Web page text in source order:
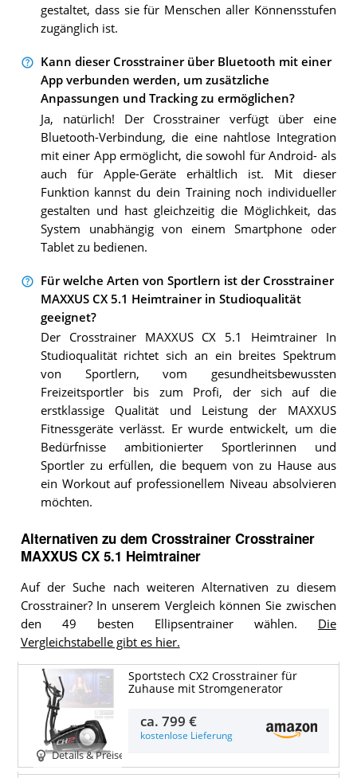
gestaltet, dass sie für Menschen aller Könnensstufen
zugänglich ist.
Kann dieser Crosstrainer über Bluetooth mit einer
App verbunden werden, um zusätzliche
Anpassungen und Tracking zu ermöglichen?
Ja, natürlich! Der Crosstrainer verfügt über eine
Bluetooth-Verbindung, die eine nahtlose Integration
mit einer App ermöglicht, die sowohl für Android- als
auch für Apple-Geräte erhältlich ist. Mit dieser
Funktion kannst du dein Training noch individueller
gestalten und hast gleichzeitig die Möglichkeit, das
System unabhängig von einem Smartphone oder
Tablet zu bedienen.
Für welche Arten von Sportlern ist der Crosstrainer
MAXXUS CX 5.1 Heimtrainer in Studioqualität
geeignet?
Der Crosstrainer MAXXUS CX 5.1 Heimtrainer In
Studioqualität richtet sich an ein breites Spektrum
von Sportlern, vom gesundheitsbewussten
Freizeitsportler bis zum Profi, der sich auf die
erstklassige Qualität und Leistung der MAXXUS
Fitnessgeräte verlässt. Er wurde entwickelt, um die
Bedürfnisse ambitionierter Sportlerinnen und
Sportler zu erfüllen, die bequem von zu Hause aus
ein Workout auf professionellem Niveau absolvieren
möchten.
Alternativen zu dem Crosstrainer Crosstrainer
MAXXUS CX 5.1 Heimtrainer
Auf der Suche nach weiteren Alternativen zu diesem
Crosstrainer? In unserem Vergleich können Sie zwischen
den 49 besten Ellipsentrainer wählen. Die
Vergleichstabelle gibt es hier.
Details & Preise
Sportstech CX2 Crosstrainer für
Zuhause mit Stromgenerator
ca.799 €
kostenlose Lieferung